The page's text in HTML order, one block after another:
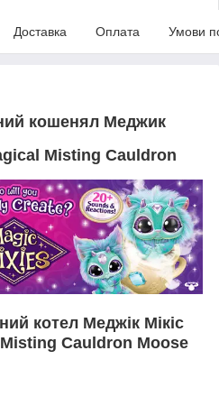
Доставка Оплата Умови
кошенял Меджик
Misting Cauldron
котел Меджік Мікіс
Cauldron Moose